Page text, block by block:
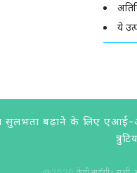
ये
बढ़ाने के लिए एआई-